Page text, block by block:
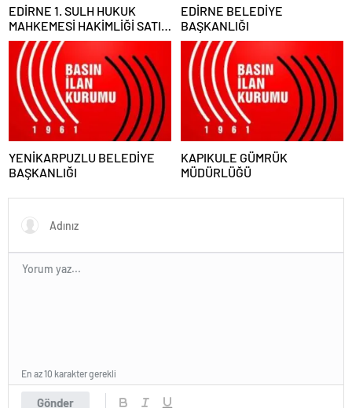
EDİRNE 1. SULH HUKUK
MAHKEMESİ HAKİMLİĞİ SATIŞ
MEMURLUĞU
EDİRNE BELEDİYE
BAŞKANLIĞI
YENİKARPUZLU BELEDİYE
BAŞKANLIĞI
KAPIKULE GÜMRÜK
MÜDÜRLÜĞÜ
Gönder
En az 10 karakter gerekli